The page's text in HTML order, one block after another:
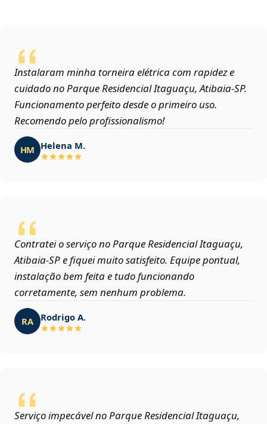
Instalaram minha torneira elétrica com rapidez e
cuidado no Parque Residencial Itaguaçu, Atibaia‑SP.
Funcionamento perfeito desde o primeiro uso.
Recomendo pelo profissionalismo!
HM Helena M.
Contratei o serviço no Parque Residencial Itaguaçu,
Atibaia‑SP e fiquei muito satisfeito. Equipe pontual,
instalação bem feita e tudo funcionando
corretamente, sem nenhum problema.
RA Rodrigo A.
Serviço impecável no Parque Residencial Itaguaçu,